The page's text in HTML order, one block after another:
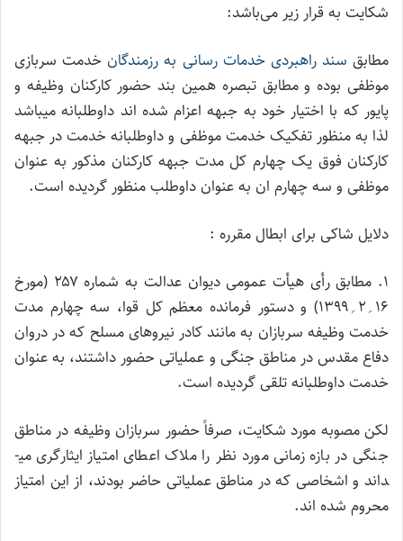
شکایت به قرار زیر می‌باشد:
مطابق سند راهبردی خدمات رسانی به رزمندگان خدمت سربازی
موظفی بوده و مطابق تبصره همین بند حضور کارکنان وظیفه و
پایور که با اختیار خود به جبهه اعزام شده اند داوطلبانه میباشد
لذا به منظور تفکیک خدمت موظفی و داوطلبانه خدمت در جبهه
کارکنان فوق یک چهارم کل مدت جبهه کارکنان مذکور به عنوان
موظفی و سه چهارم ان به عنوان داوطلب منظور گردیده است.
دلایل شاکی برای ابطال مقرره :
۱. مطابق رأی هیأت عمومی دیوان عدالت به شماره ۲۵۷ (مورخ
۱۶؍۲؍۱۳۹۹) و دستور فرمانده معظم کل قوا، سه چهارم مدت
خدمت وظیفه سربازان به مانند کادر نیروهای مسلح که در دروان
دفاع مقدس در مناطق جنگی و عملیاتی حضور داشتند، به عنوان
خدمت داوطلبانه تلقی گردیده است.
لکن مصوبه مورد شکایت، صرفاً حضور سربازان وظیفه در مناطق
جنگی در بازه زمانی مورد نظر را ملاک اعطای امتیاز ایثارگری می­
داند و اشخاصی که در مناطق عملیاتی حاضر بودند، از این امتیاز
محروم شده ­اند.